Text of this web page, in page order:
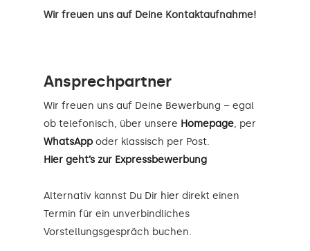
Wir freuen uns auf Deine Kontaktaufnahme!
Ansprechpartner
Wir freuen uns auf Deine Bewerbung – egal
ob telefonisch, über unsere Homepage, per
WhatsApp oder klassisch per Post.
Hier geht’s zur Expressbewerbung
Alternativ kannst Du Dir hier direkt einen
Termin für ein unverbindliches
Vorstellungsgespräch buchen.